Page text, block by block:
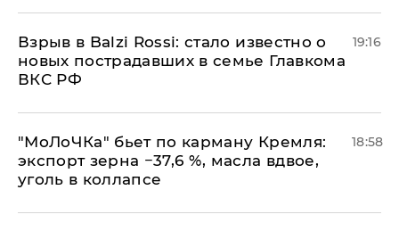
Взрыв в Balzi Rossi: стало известно о
новых пострадавших в семье Главкома
ВКС РФ
19:16
​"МоЛоЧКа" бьет по карману Кремля:
экспорт зерна −37,6 %, масла вдвое,
уголь в коллапсе
18:58